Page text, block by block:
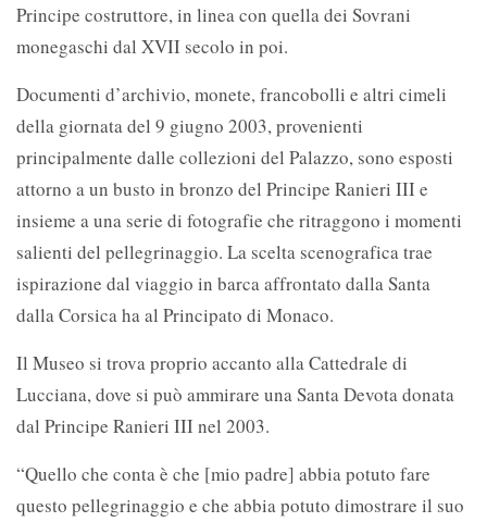
Principe costruttore, in linea con quella dei Sovrani
monegaschi dal XVII secolo in poi.
Documenti d’archivio, monete, francobolli e altri cimeli
della giornata del 9 giugno 2003, provenienti
principalmente dalle collezioni del Palazzo, sono esposti
attorno a un busto in bronzo del Principe Ranieri III e
insieme a una serie di fotografie che ritraggono i momenti
salienti del pellegrinaggio. La scelta scenografica trae
ispirazione dal viaggio in barca affrontato dalla Santa
dalla Corsica ha al Principato di Monaco.
Il Museo si trova proprio accanto alla Cattedrale di
Lucciana, dove si può ammirare una Santa Devota donata
dal Principe Ranieri III nel 2003.
“Quello che conta è che [mio padre] abbia potuto fare
questo pellegrinaggio e che abbia potuto dimostrare il suo